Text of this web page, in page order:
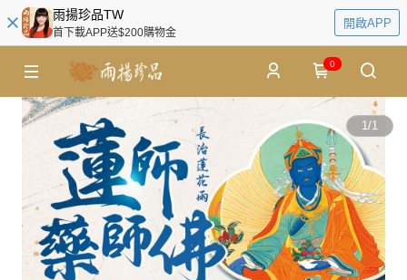
雨揚珍品TW
首下載APP送$200購物金
開啟APP
0
1/1